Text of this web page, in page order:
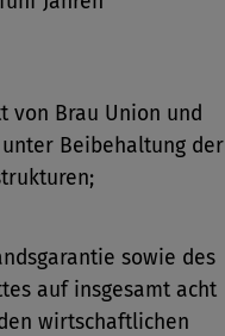
von Brau Union und
Beibehaltung der
sowie des
auf insgesamt acht
wirtschaftlichen